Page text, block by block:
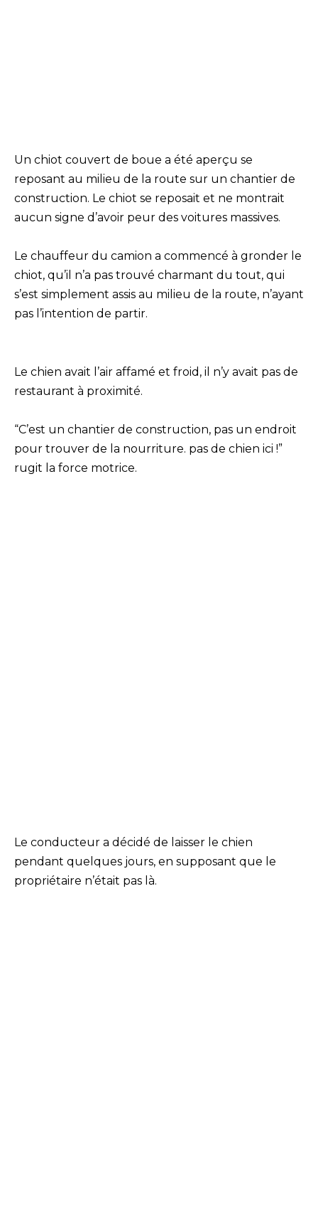
Un chiot couvert de boue a été aperçu se
reposant au milieu de la route sur un chantier de
construction. Le chiot se reposait et ne montrait
aucun signe d’avoir peur des voitures massives.
Le chauffeur du camion a commencé à gronder le
chiot, qu’il n’a pas trouvé charmant du tout, qui
s’est simplement assis au milieu de la route, n’ayant
pas l’intention de partir.
Le chien avait l’air affamé et froid, il n’y avait pas de
restaurant à proximité.
“C’est un chantier de construction, pas un endroit
pour trouver de la nourriture. pas de chien ici !”
rugit la force motrice.
Le conducteur a décidé de laisser le chien
pendant quelques jours, en supposant que le
propriétaire n’était pas là.